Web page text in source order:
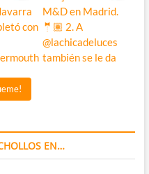
EN…